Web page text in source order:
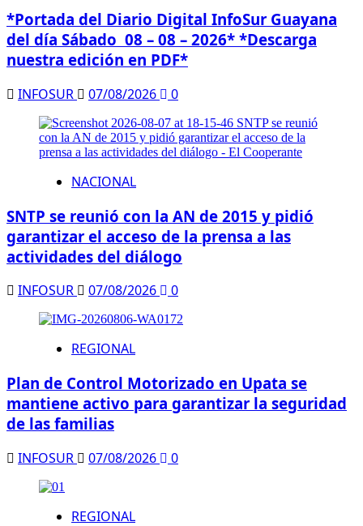
*Portada del Diario Digital InfoSur Guayana
del día Sábado 08 – 08 – 2026* *Descarga
nuestra edición en PDF*
INFOSUR 07/08/2026 0
NACIONAL
SNTP se reunió con la AN de 2015 y pidió
garantizar el acceso de la prensa a las
actividades del diálogo
INFOSUR 07/08/2026 0
REGIONAL
Plan de Control Motorizado en Upata se
mantiene activo para garantizar la seguridad
de las familias
INFOSUR 07/08/2026 0
REGIONAL